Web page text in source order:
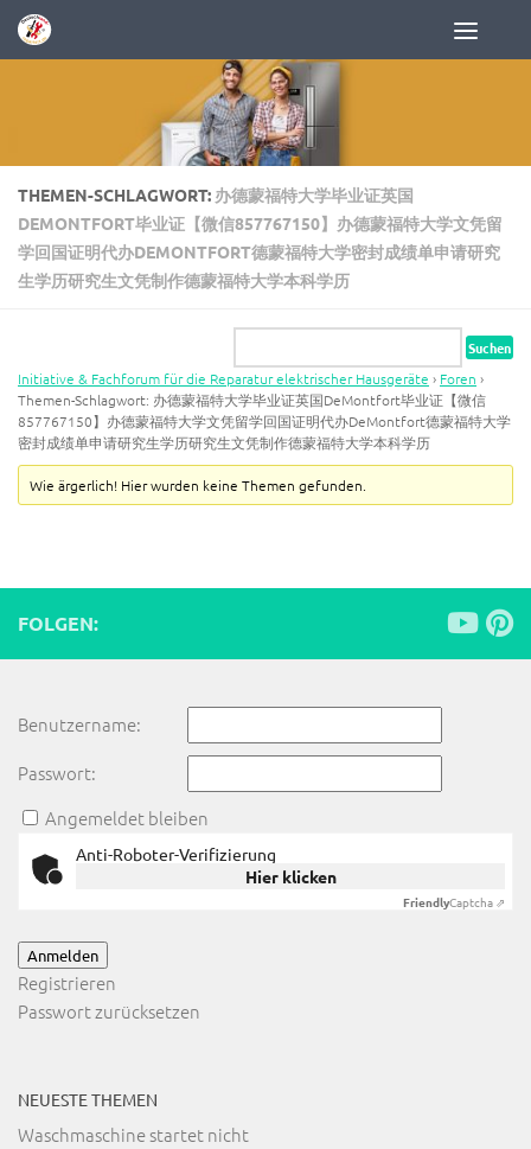
Zum Inhalt springen
THEMEN-SCHLAGWORT: 办德蒙福特大学毕业证英国
DEMONTFORT毕业证【微信857767150】办德蒙福特大学文凭留
学回国证明代办DEMONTFORT德蒙福特大学密封成绩单申请研究
生学历研究生文凭制作德蒙福特大学本科学历
Initiative & Fachforum für die Reparatur elektrischer Hausgeräte › Foren ›
Themen-Schlagwort: 办德蒙福特大学毕业证英国DeMontfort毕业证【微信
857767150】办德蒙福特大学文凭留学回国证明代办DeMontfort德蒙福特大学
密封成绩单申请研究生学历研究生文凭制作德蒙福特大学本科学历
Wie ärgerlich! Hier wurden keine Themen gefunden.
FOLGEN:
Benutzername:
Passwort:
Angemeldet bleiben
Anti-Roboter-Verifizierung
Hier klicken
FriendlyCaptcha ⇗
Anmelden
Registrieren
Passwort zurücksetzen
NEUESTE THEMEN
Waschmaschine startet nicht